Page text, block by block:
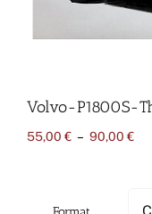
Volvo-P1800S-
55,00 € – 90,00 €